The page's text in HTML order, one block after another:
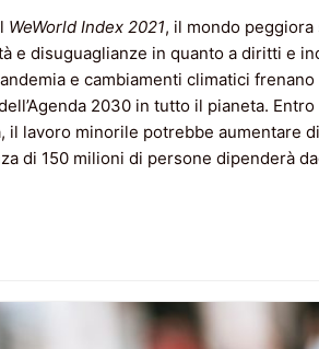
WeWorld Index 2021, il mondo peggiora
e disuguaglianze in quanto a diritti e
e cambiamenti climatici frenano
2030 in tutto il pianeta. Entro
lavoro minorile potrebbe aumentare
di 150 milioni di persone dipenderà